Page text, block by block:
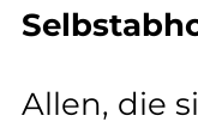
Allen, die